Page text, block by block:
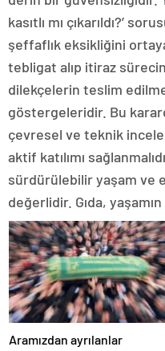
kasıtlı mı çıkarıldı?’
şeffaflık eksikliğini
tebligat alıp itiraz
dilekçelerin teslim
göstergeleridir. Bu
çevresel ve teknik
aktif katılımı
sürdürülebilir yaşam ve
değerlidir. Gıda,
Aramızdan ayrılanlar